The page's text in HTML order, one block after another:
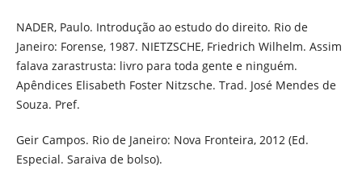
NADER, Paulo. Introdução ao estudo do direito. Rio de
Janeiro: Forense, 1987. NIETZSCHE, Friedrich Wilhelm. Assim
falava zarastrusta: livro para toda gente e ninguém.
Apêndices Elisabeth Foster Nitzsche. Trad. José Mendes de
Souza. Pref.
Geir Campos. Rio de Janeiro: Nova Fronteira, 2012 (Ed.
Especial. Saraiva de bolso).